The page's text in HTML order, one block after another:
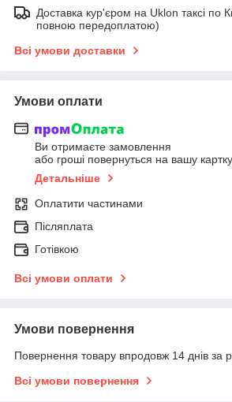
Доставка кур'єром на Uklon таксі по
повною передоплатою)
Всі умови доставки
Умови оплати
Ви отримаєте замовлення
або гроші повернуться на вашу картку
Детальніше
Оплатити частинами
Післяплата
Готівкою
Всі умови оплати
Умови повернення
Повернення товару впродовж 14 днів за
Всі умови повернення